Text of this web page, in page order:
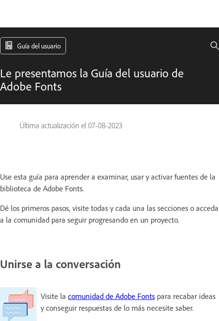
Guía del usuario
Le presentamos la Guía del usuario de
Adobe Fonts
Última actualización el 07-08-2023
Use esta guía para aprender a examinar, usar y activar fuentes de la
biblioteca de Adobe Fonts.
Dé los primeros pasos, visite todas y cada una las secciones o acceda
a la comunidad para seguir progresando en un proyecto.
Unirse a la conversación
Visite la comunidad de Adobe Fonts para recabar ideas
y conseguir respuestas de lo más necesite saber.